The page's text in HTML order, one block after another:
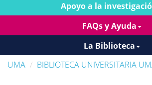
Apoyo a la
FAQs y Ayuda
La Biblioteca
UMA
BIBLIOTECA UNIVERSITARIA